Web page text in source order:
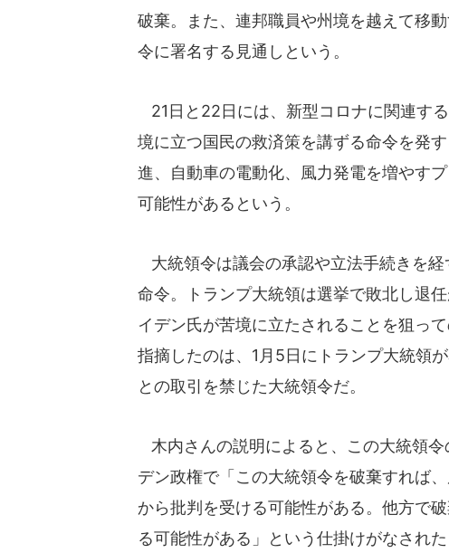
破棄。また、連邦職員や州境を越えて移
令に署名する見通しという。
21日と22日には、新型コロナに関連す
境に立つ国民の救済策を講ずる命令を発
進、自動車の電動化、風力発電を増やす
可能性があるという。
大統領令は議会の承認や立法手続きを
命令。トランプ大統領は選挙で敗北し退
イデン氏が苦境に立たされることを狙っ
指摘したのは、1月5日にトランプ大統領
との取引を禁じた大統領令だ。
木内さんの説明によると、この大統領
デン政権で「この大統領令を破棄すれば
から批判を受ける可能性がある。他方で
る可能性がある」という仕掛けがなされた